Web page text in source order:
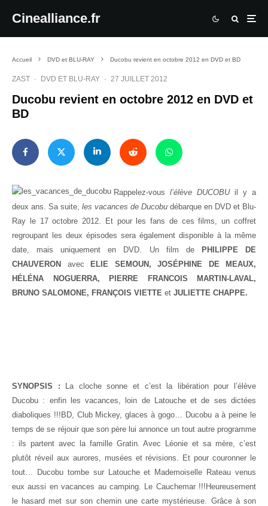
Cinealliance.fr
Accueil DVD et BLU-RAY Ducobu revient en octobre 2012 en DVD et BD
ZAST · DVD ET BLU-RAY · 27 JUILLET 2012
Ducobu revient en octobre 2012 en DVD et
BD
Rappelez-vous l’élève DUCOBUil y a
deux ans. Sa suite, les vacances de Ducobu débarque en DVD et Blu-
Ray le 17 octobre 2012. Et pour les fans de ces films, un coffret
regroupant les deux épisodes sera également disponible à la même
date, mais uniquement en DVD. Un film de
PHILIPPE DE
CHAUVERON
avec
ELIE SEMOUN, JOSÉPHINE DE MEAUX,
HÉLÉNA NOGUERRA, PIERRE FRANCOIS MARTIN-LAVAL,
BRUNO SALOMONE, FRANÇOIS VIETTE et JULIETTE CHAPPE.
SYNOPSIS : La cloche sonne et c’est la libération pour l’élève
Ducobu : enfin les vacances, loin de Latouche et de ses dictées
diaboliques !!!BD, Club Mickey, glaces à gogo… Ducobu a à peine le
temps de se réjouir que son père lui annonce un tout autre programme
: ils partent avec la famille Gratin. Avec Léonie et sa mère, c’est
plutôt réveil aux aurores, musées et révisions. Et pour couronner le
tout… Ducobu tombe sur Latouche et Mademoiselle Rateau venus
eux aussi en vacances au camping. Le Cauchemar !!!Heureusement
le hasard met sur son chemin une carte mystérieuse. Grâce à son